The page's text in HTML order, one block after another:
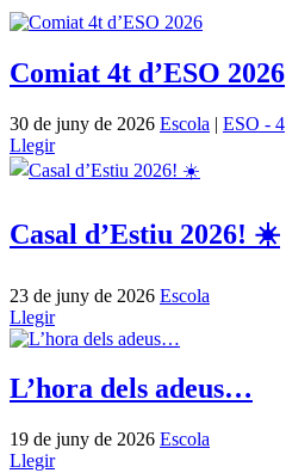
Comiat 4t d’ESO 2026
30 de juny de 2026 Escola | ESO - 4
Llegir
Casal d’Estiu 2026! ☀️
23 de juny de 2026 Escola
Llegir
L’hora dels adeus…
19 de juny de 2026 Escola
Llegir